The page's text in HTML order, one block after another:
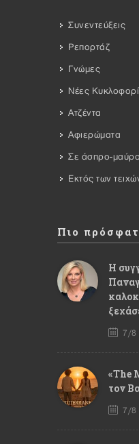
Συνεντεύξεις
Ρεπορτάζ
Γνώμες
Νέες
Ατζέντα
Αφιερώματα
Σε άσπρο-μαύρο
Εκτός των
Πιο
Η
7/8
«The
τον
7/8